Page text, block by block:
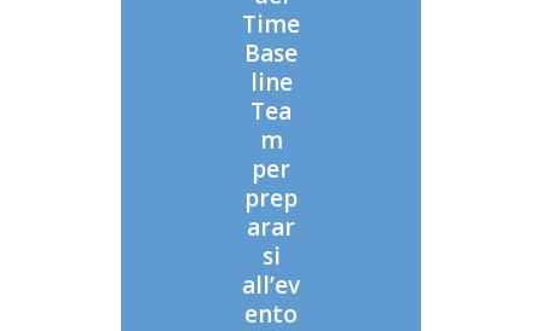
Time
Base
line
Tea
m
per
prep
arar
si
all’ev
ento